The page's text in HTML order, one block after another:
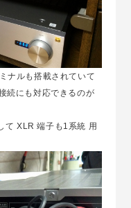
ナルも搭載されていて
続にも対応できるのが
て XLR 端子も1系統 用